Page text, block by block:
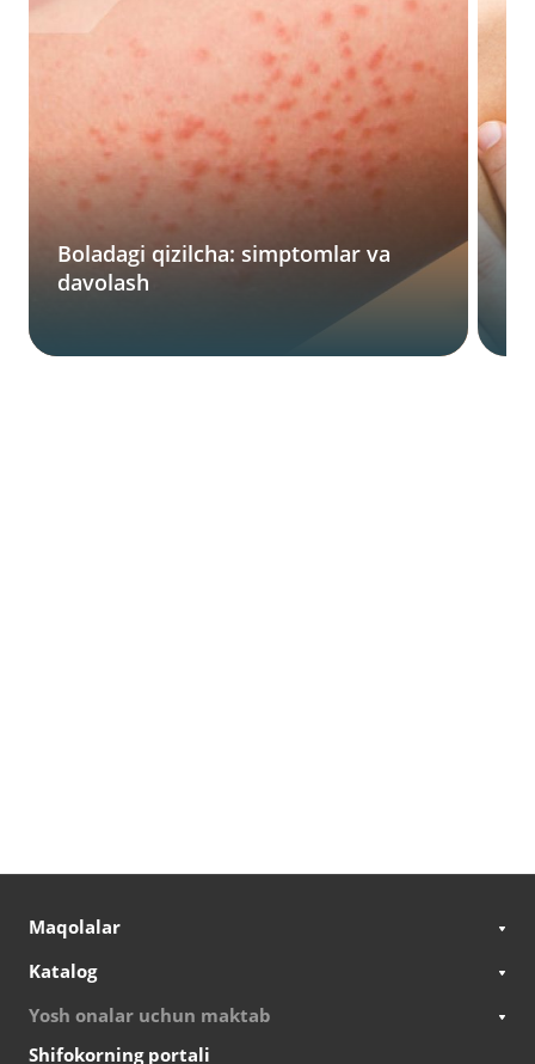
Boladagi qizilcha: simptomlar va
davolash
Maqolalar
Katalog
Yosh onalar uchun maktab
Shifokorning portali